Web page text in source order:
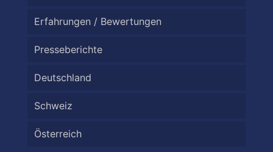
Erfahrungen / Bewertungen
Presseberichte
Deutschland
Schweiz
Österreich